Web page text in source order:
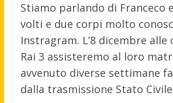
Stiamo parlando di Franceco
volti e due corpi molto
Instragram. L’8 dicembre alle
Rai 3 assisteremo al loro
avvenuto diverse settimane
dalla trasmissione Stato